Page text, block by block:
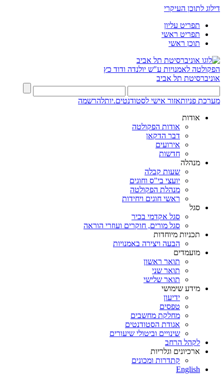
דילוג לתוכן העיקרי
תפריט עליון
תפריט ראשי
תוכן ראשי
הפקולטה לאמנויות ע"ש יולנדה ודוד כץ
אוניברסיטת תל אביב
מערכת פניותאזור אישי לסטודנטים.יותלהרשמה
אודות
אודות הפקולטה
דבר הדקאן
אירועים
חדשות
מנהלה
שעות קבלה
יועצי בי"ס וחוגים
מנהלת הפקולטה
ראשי חוגים ויחידות
סגל
סגל אקדמי בכיר
סגל מורים, חוקרים ועוזרי הוראה
תכניות מיוחדות
הבעה ויצירה באמנויות
מועמדים
תואר ראשון
תואר שני
תואר שלישי
מידע שימושי
ידיעון
טפסים
מחלקת מחשבים
אגודת הסטודנטים
שינויים וביטולי שיעורים
לקהל הרחב
ארכיונים וגלריות
קתדרות ומכונים
English